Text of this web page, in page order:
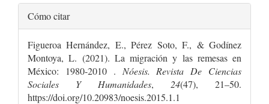
Detalles
del
artículo
Cómo citar
Figueroa Hernández, E., Pérez Soto, F., & Godínez
Montoya, L. (2021). La migración y las remesas en
México: 1980-2010 . Nóesis. Revista De Ciencias
Sociales Y Humanidades, 24(47), 21–50.
https://doi.org/10.20983/noesis.2015.1.1